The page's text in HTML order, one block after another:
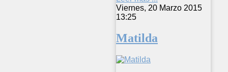
Viernes, 20 Marzo 2015
13:25
Matilda